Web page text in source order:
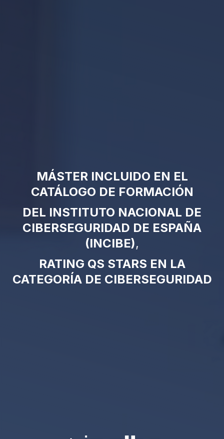
MÁSTER INCLUIDO EN EL
CATÁLOGO DE FORMACIÓN
DEL INSTITUTO NACIONAL DE
CIBERSEGURIDAD DE ESPAÑA
(INCIBE),
RATING QS STARS EN LA
CATEGORÍA DE CIBERSEGURIDAD